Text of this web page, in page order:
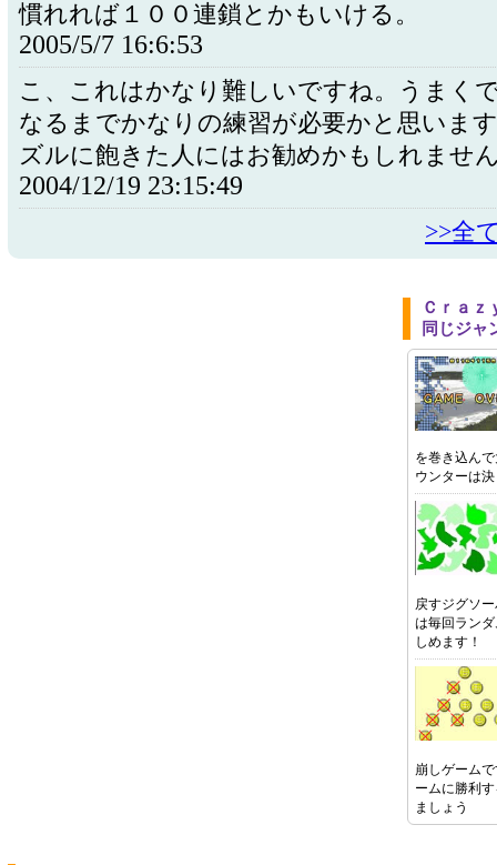
慣れれば１００連鎖とかもいける。
2005/5/7 16:6:53
こ、これはかなり難しいですね。うまく
なるまでかなりの練習が必要かと思いま
ズルに飽きた人にはお勧めかもしれませ
2004/12/19 23:15:49
>>全
Ｃｒａ
同じジャ
を巻き込ん
ウンターは
戻すジグソ
は毎回ラン
しめます！
崩しゲーム
ームに勝利
ましょう